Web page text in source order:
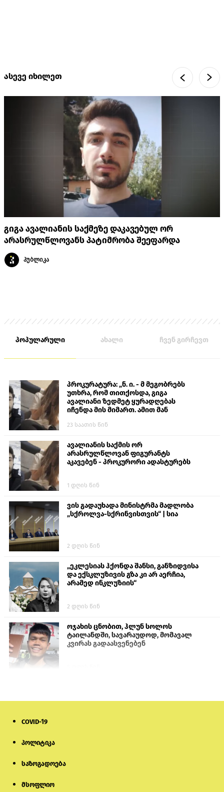
ასევე იხილეთ
გიგა ავალიანის საქმეზე დაკავებულ ორ
არასრულწლოვანს პატიმრობა შეეფარდა
პუბლიკა
პოპულარული ახალი ჩვენ გირჩევთ
პროკურატურა: „ნ. ი. - მ მეგობრებს
უთხრა, რომ თითქოსდა, გიგა
ავალიანი ზედმეტ ყურადღებას
იჩენდა მის მიმართ. ამით მან
თავს დასხმოდა გიგა ავალიანს“
23 საათის წინ
ავალიანის საქმის ორ
არასრულწლოვან ფიგურანტს
აკავებენ - პროკურორი ადასტურებს
1 დღის წინ
ვის გადაუხადა მინისტრმა მადლობა
„სქროლვა-სქრინვისთვის“ | სია
2 დღის წინ
„ეკლესიას ჰქონდა შანსი, განზიდვისა
და ექსკლუზივის გზა კი არ აერჩია,
არამედ ინკლუზიის“
2 დღის წინ
ოჯახის ცნობით, ჰლუნ სოლოს
ტაილანდში, სავარაუდოდ, მომავალ
კვირას გადაასვენებენ
COVID-19
პოლიტიკა
საზოგადოება
მსოფლიო